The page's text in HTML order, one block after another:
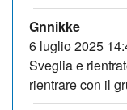
Gnnikke
6 luglio 2025
Sveglia e
rientrare con il